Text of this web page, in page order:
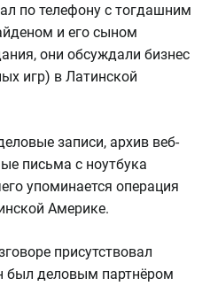
по телефону с тогдашним
и его сыном
они обсуждали бизнес
игр) в Латинской
записи, архив веб-
письма с ноутбука
упоминается операция
Америке.
присутствовал
был деловым партнёром